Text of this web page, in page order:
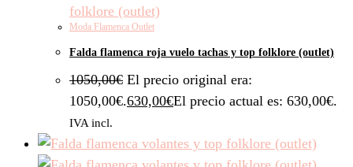
Moda Flamenca Outlet
Falda flamenca roja vuelo tachas y top folklore (outlet)
1050,00€ El precio original era:
1050,00€.630,00€El precio actual es: 630,00€.
IVA incl.